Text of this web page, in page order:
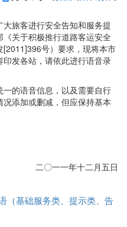
旅客进行安全告知和服务提
关于积极推行道路客运安全
号）要求，现将本市
发各站，请依此进行语音录
的语音信息，以及需要自行
添加或删减，但应保持基本
二〇一一年十二月五日
（基础服务类、提示类、告